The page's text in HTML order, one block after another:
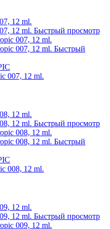
Быстрый просмотр
Быстрый
007, 12 ml.
Быстрый просмотр
Быстрый
008, 12 ml.
Быстрый просмотр